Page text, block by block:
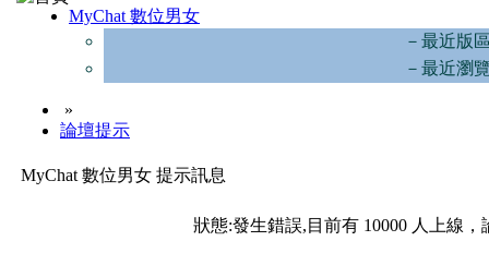
MyChat 數位男女
－最近版
－最近瀏
»
論壇提示
MyChat 數位男女 提示訊息
狀態:發生錯誤,目前有 10000 人上線